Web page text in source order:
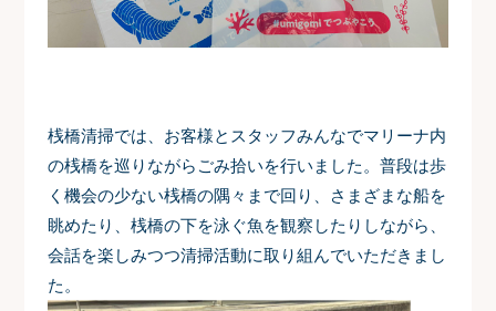
桟橋清掃では、お客様とスタッフみんなでマリーナ内
の桟橋を巡りながらごみ拾いを行いました。普段は歩
く機会の少ない桟橋の隅々まで回り、さまざまな船を
眺めたり、桟橋の下を泳ぐ魚を観察したりしながら、
会話を楽しみつつ清掃活動に取り組んでいただきまし
た。